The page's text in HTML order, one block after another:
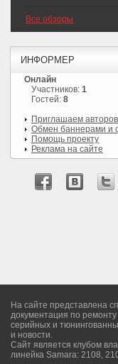
Все обзоры
ИНФОРМЕР
Онлайн
Участников: 1
Гостей: 8
Приглашаем авторов
Обмен баннерами и
Помощь проекту
Реклама на сайте
На сайте представлена
документация по
серийных и
и новости.
Сайт является клубом
линейка Samara: 2108,